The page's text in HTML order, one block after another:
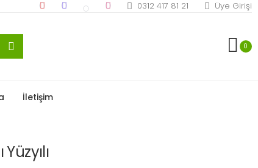
0312 417 81 21 Üye Girişi
0
İletişim